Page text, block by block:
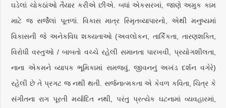
ઘડેલાં ચોકઠાંઓ તૈયાર કરીએ છીએ. બધાં એકસરખાં, જાણે અમુક કામ
માટે જ સર્જેલાં પૂતળાં. વિકાસ માત્ર સ્મૃિતવ્યાપારનો, એથી મનુષ્યમાં
વિકાસની જે અનેકવિધ શક્યતાઓ (અવલોકન, તાર્કિકતા, તારણશક્તિ,
વિરોધી વસ્તુઓ / બાબતો વચ્ચે રહેલી સમાનતા પારખવી, પ્રયોગશીલતા,
નાના એકમને વ્યાપક ભૂમિકામાં સમજવું, જીવનનું અખંડ દર્શન વગેરે)
રહેલી છે તે પ્રગટ જ નથી થતી. સર્જનાત્મકતા એ કેવળ કવિતા, ચિત્ર કે
સંગીતના રાગ પૂરતી મર્યાદિત નથી, પરંતુ પ્રત્યેક ઘટનામાં વ્યવહારમાં,